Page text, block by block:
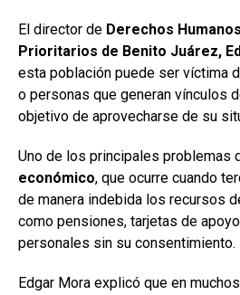
El director de Derechos
Prioritarios de Benito Juárez,
esta población puede ser víctima
o personas que generan vínculos
objetivo de aprovecharse de su
Uno de los principales problemas
económico, que ocurre cuando
de manera indebida los recursos
como pensiones, tarjetas de
personales sin su consentimiento.
Edgar Mora explicó que en